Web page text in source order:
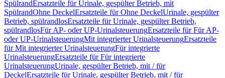
SpülrandErsatzteile für Urinale, gespülter Betrieb, mit
SpülrandOhne DeckelErsatzteile für Ohne DeckelUrinale, gespülter
Betrieb, spülrandlosErsatzteile für Urinale, gespülter Betrieb,
spülrandlosFür AP- oder UP-UrinalsteuerungErsatzteile für Für AP-
oder UP-UrinalsteuerungMit integrierter UrinalsteuerungErsatzteile
für Mit integrierter UrinalsteuerungFür integrierte
UrinalsteuerungErsatzteile für Für integrierte
UrinalsteuerungUrinale, gespülter Betrieb, mit / für
DeckelErsatzteile für Urinale, gespülter Betrieb, mit / für